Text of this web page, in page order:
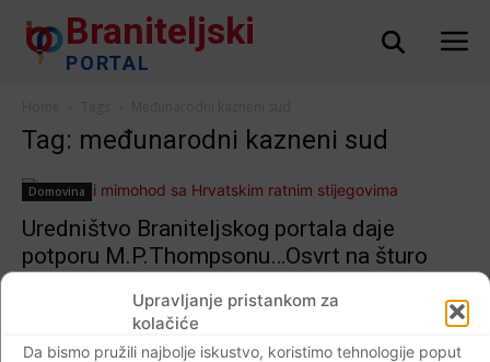
Upravljanje pristankom za
kolačiće
Da bismo pružili najbolje iskustvo, koristimo tehnologije poput
Braniteljski
PORTAL
Tag: međunarodni kazneni sud
Domovina
Uredništvo Braniteljskog portala daje
potporu M.P.Thompsonu…Osvrt na šturo